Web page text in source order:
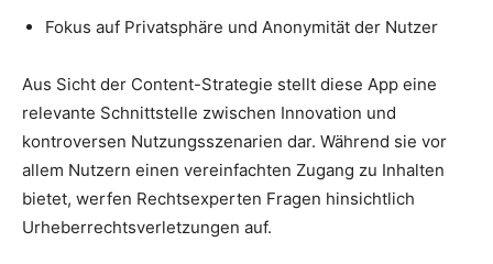
Fokus auf Privatsphäre und Anonymität der Nutzer
Aus Sicht der Content-Strategie stellt diese App eine
relevante Schnittstelle zwischen Innovation und
kontroversen Nutzungsszenarien dar. Während sie vor
allem Nutzern einen vereinfachten Zugang zu Inhalten
bietet, werfen Rechtsexperten Fragen hinsichtlich
Urheberrechtsverletzungen auf.